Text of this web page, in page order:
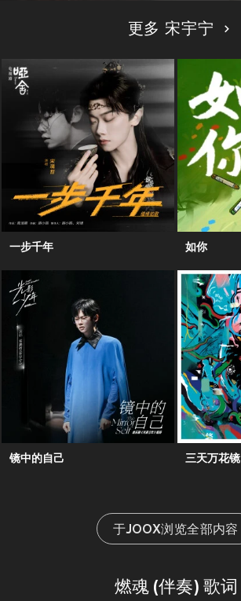
更多 宋宇宁
一步千年 如你
镜中的自己 三天万花镜
于JOOX浏览全部内容
燃魂 (伴奏) 歌词